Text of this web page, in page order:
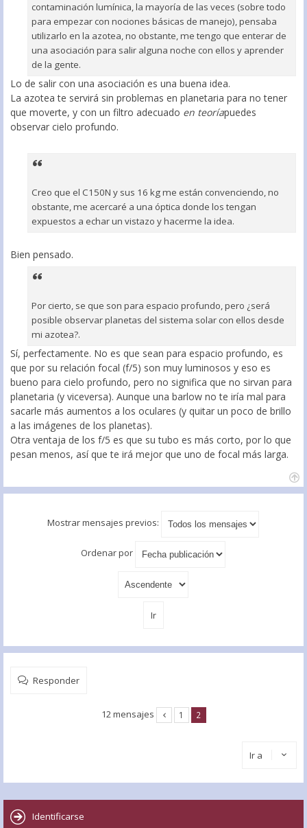
contaminación lumínica, la mayoría de las veces (sobre todo
para empezar con nociones básicas de manejo), pensaba
utilizarlo en la azotea, no obstante, me tengo que enterar de
una asociación para salir alguna noche con ellos y aprender
de la gente.
Lo de salir con una asociación es una buena idea.
La azotea te servirá sin problemas en planetaria para no tener
que moverte, y con un filtro adecuado en teoríapuedes
observar cielo profundo.
Creo que el C150N y sus 16 kg me están convenciendo, no
obstante, me acercaré a una óptica donde los tengan
expuestos a echar un vistazo y hacerme la idea.
Bien pensado.
Por cierto, se que son para espacio profundo, pero ¿será
posible observar planetas del sistema solar con ellos desde
mi azotea?.
Sí, perfectamente. No es que sean para espacio profundo, es
que por su relación focal (f/5) son muy luminosos y eso es
bueno para cielo profundo, pero no significa que no sirvan para
planetaria (y viceversa). Aunque una barlow no te iría mal para
sacarle más aumentos a los oculares (y quitar un poco de brillo
a las imágenes de los planetas).
Otra ventaja de los f/5 es que su tubo es más corto, por lo que
pesan menos, así que te irá mejor que uno de focal más larga.
Mostrar mensajes previos:
Ordenar por
Responder
12 mensajes 1 2
Ir a
Identificarse